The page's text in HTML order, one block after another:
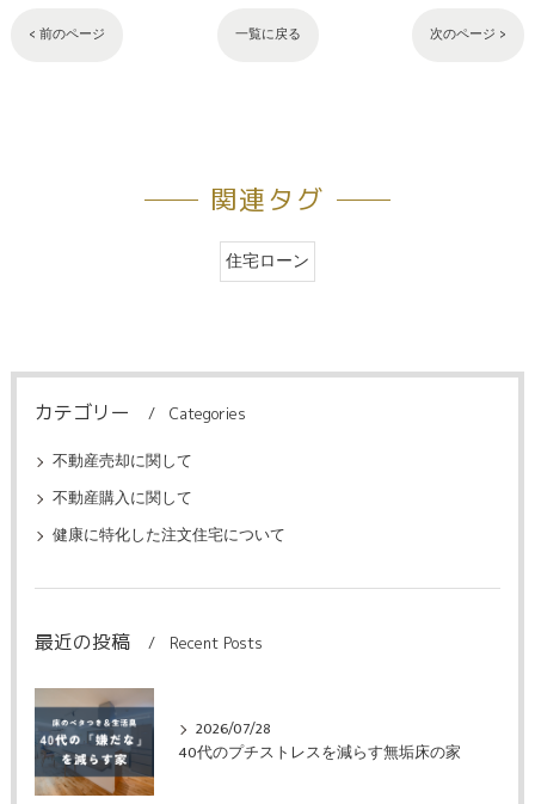
< 前のページ 一覧に戻る 次のページ >
関連タグ
住宅ローン
カテゴリー Categories
不動産売却に関して
不動産購入に関して
健康に特化した注文住宅について
最近の投稿 Recent Posts
2026/07/28
40代のプチストレスを減らす無垢床の家